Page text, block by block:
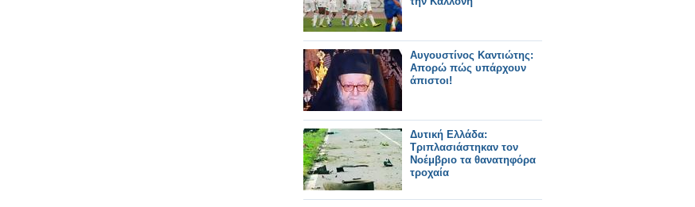
Αυγουστίνος Καντιώτης:
Απορώ πώς υπάρχουν
άπιστοι!
Δυτική Ελλάδα:
Τριπλασιάστηκαν τον
Νοέμβριο τα θανατηφόρα
τροχαία